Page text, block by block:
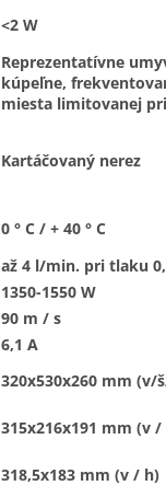
<2 W
Reprezentatívne
kúpeľne,
miesta limitovanej
Kartáčovaný nerez
0 ° C / + 40 ° C
až 4 l/min. pri tlaku
1350-1550 W
90 m / s
6,1 A
320x530x260 mm (v/
315x216x191 mm (v
318,5x183 mm (v / h)